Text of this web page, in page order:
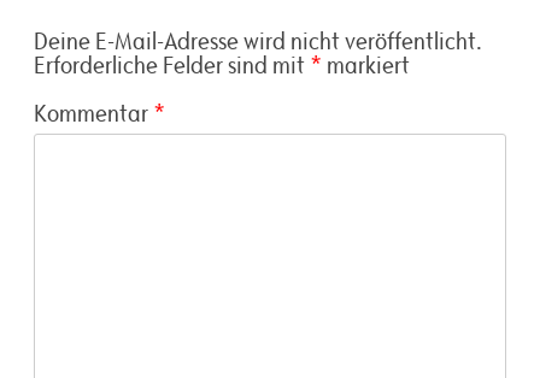
Deine E-Mail-Adresse wird nicht veröffentlicht.
Erforderliche Felder sind mit * markiert
Kommentar *